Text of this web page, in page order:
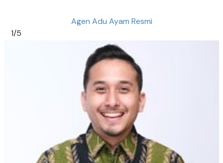
Agen Adu Ayam Resmi
1/5